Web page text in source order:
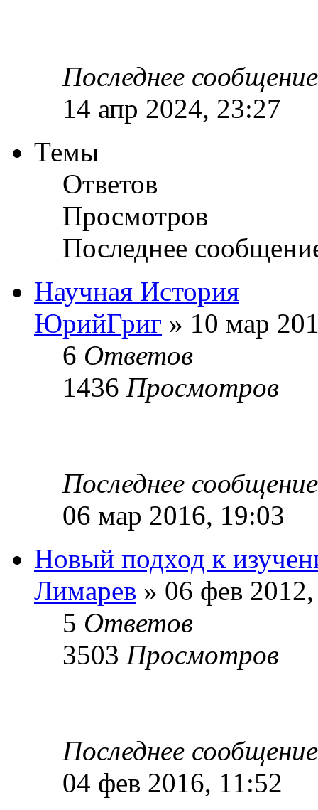
Последнее
14 апр 2024, 23:27
Темы
Ответов
Просмотров
Последнее
Научная История
ЮрийГриг » 10 мар
6 Ответов
1436 Просмотров
Последнее
06 мар 2016, 19:03
Новый подход к
Лимарев » 06 фев
5 Ответов
3503 Просмотров
Последнее
04 фев 2016, 11:52